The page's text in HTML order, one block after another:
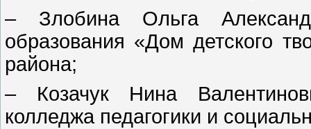
– Злобина Ольга
образования «Дом детского
района;
– Козачук Нина
колледжа педагогики и